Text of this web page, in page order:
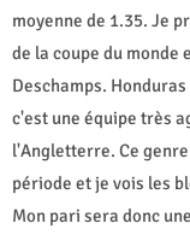
moyenne de 1.35. Je
de la coupe du
Deschamps.
c'est une équipe très
l'Angletterre. Ce
période et je vois les
Mon pari sera donc